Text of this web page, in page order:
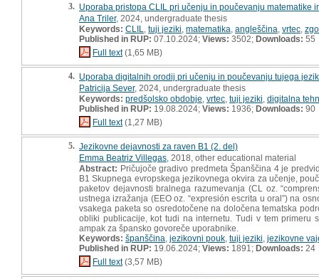
3. Uporaba pristopa CLIL pri učenju in poučevanju matematike
Ana Triler, 2024, undergraduate thesis
Keywords: CLIL tuji jeziki matematika angleščina vrtec
Published in RUP: 07.10.2024; Views: 3502; Downloads: 55
Full text(1,65 MB)
4. Uporaba digitalnih orodij pri učenju in poučevanju tujega
Patricija Sever, 2024, undergraduate thesis
Keywords: predšolsko obdobje vrtec tuji jeziki digitalna
Published in RUP: 19.08.2024; Views: 1936; Downloads: 90
Full text(1,27 MB)
5. Jezikovne dejavnosti za raven B1 (2. del)
Emma Beatriz Villegas , 2018, other educational material
Abstract: Pričujoče gradivo predmeta Španščina 4 je
B1 Skupnega evropskega jezikovnega okvira za učenje,
paketov dejavnosti bralnega razumevanja (CL oz.
ustnega izražanja (EEO oz. “expresión escrita u oral”) na
vsakega paketa so osredotočene na določena tematska
obliki publicacije, kot tudi na internetu. Tudi v tem
ampak za špansko govoreče uporabnike.
Keywords: španščina jezikovni pouk tuji jeziki jezikovne
Published in RUP: 19.06.2024; Views: 1891; Downloads: 24
Full text(3,57 MB)